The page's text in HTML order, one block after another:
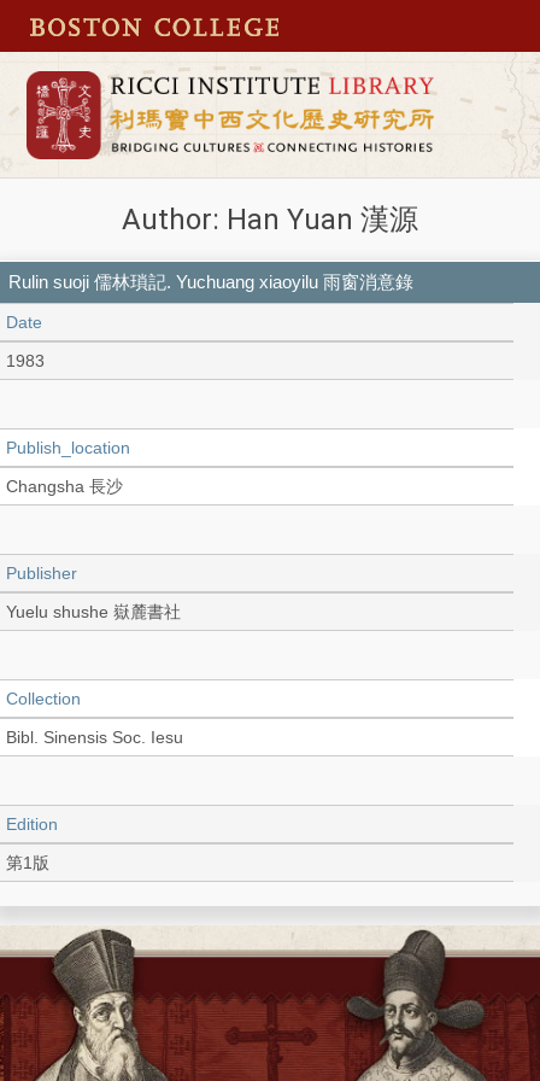
Author: Han Yuan 漢源
Rulin suoji 儒林瑣記. Yuchuang xiaoyilu 雨窗消意錄
Date
1983
Publish_location
Changsha 長沙
Publisher
Yuelu shushe 嶽麓書社
Collection
Bibl. Sinensis Soc. Iesu
Edition
第1版
Language
Chinese 中文[簡體]
Record_type